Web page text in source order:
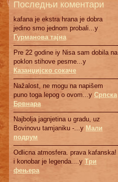
Последњи коментари
kafana je ekstra hrana je dobra
jedino smo jednom probali...у
Гурманова тајна
Pre 22 godine iy Nisa sam dobila na
poklon stihove pesme...у
Казанџијско сокаче
Nažalost, ne mogu na napišem
puno toga lepog o ovom...у Српскa
Брвнaрa
Najbolja jagnjetina u gradu, uz
Bovinovu tamjaniku -...у Мали
подрум
Odlicna atmosfera. prava kafanska!
i konobar je legenda....у Три
фењера